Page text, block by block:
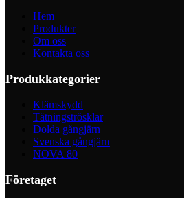
Hem
Produkter
Om oss
Kontakta oss
Produkkategorier
Klämskydd
Tätningströsklar
Dolda gångjärn
Svenska gångjärn
NOVA 80
Företaget